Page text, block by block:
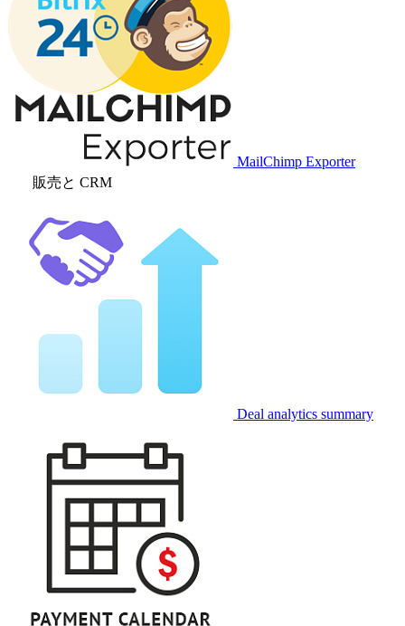
MailChimp Exporter
販売と CRM
Deal analytics summary